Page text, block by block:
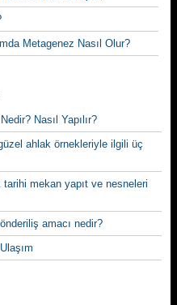
Metagenez Nasıl Olur?
Nasıl Yapılır?
ahlak örnekleriyle ilgili üç
mekan yapıt ve nesneleri
amacı nedir?